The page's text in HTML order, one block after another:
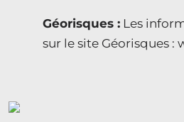
Géorisques : Les
sur le site Géorisques :